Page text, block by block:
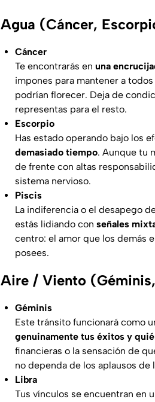
Agua (Cáncer,
Cáncer
Te encontrarás en una
impones para mantener a
podrían florecer. Deja de
representas para el resto.
Escorpio
Has estado operando bajo los
demasiado tiempo. Aunque tu
de frente con altas
sistema nervioso.
Piscis
La indiferencia o el desapego
estás lidiando con señales
centro: el amor que los demás
posees.
Aire / Viento
Géminis
Este tránsito funcionará como
genuinamente tus éxitos y
financieras o la sensación de
no dependa de los aplausos de
Libra
Tus vínculos se encuentran en